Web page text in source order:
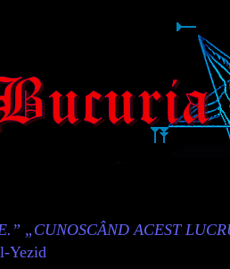
„CUNOSCÂND ACEST
Yezid